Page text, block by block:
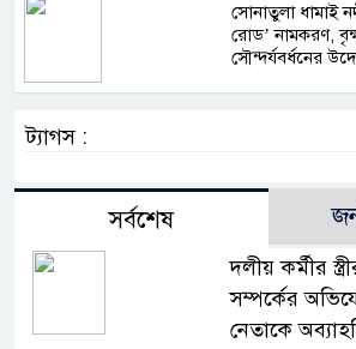
সোনাতুলা ধামাই
রোড’ নামকরণ,
সৌন্দর্যবর্ধনের
ট্যাগস :
সর্বশেষ
দলীয় কর্মীর
সম্পর্কের
নেতাকে